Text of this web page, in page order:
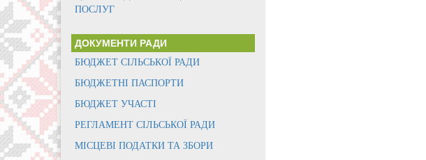
ПОСЛУГ
ДОКУМЕНТИ РАДИ
БЮДЖЕТ СІЛЬСЬКОЇ РАДИ
БЮДЖЕТНІ ПАСПОРТИ
БЮДЖЕТ УЧАСТІ
РЕГЛАМЕНТ СІЛЬСЬКОЇ РАДИ
МІСЦЕВІ ПОДАТКИ ТА ЗБОРИ